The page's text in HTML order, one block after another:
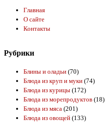
Главная
О сайте
Контакты
Рубрики
Блины и оладьи (70)
Блюда из круп и муки (74)
Блюда из курицы (172)
Блюда из морепродуктов (18)
Блюда из мяса (201)
Блюда из овощей (133)